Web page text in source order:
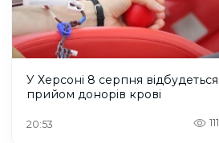
У Херсоні 8 серпня відбудеться
прийом донорів крові
20:53 111